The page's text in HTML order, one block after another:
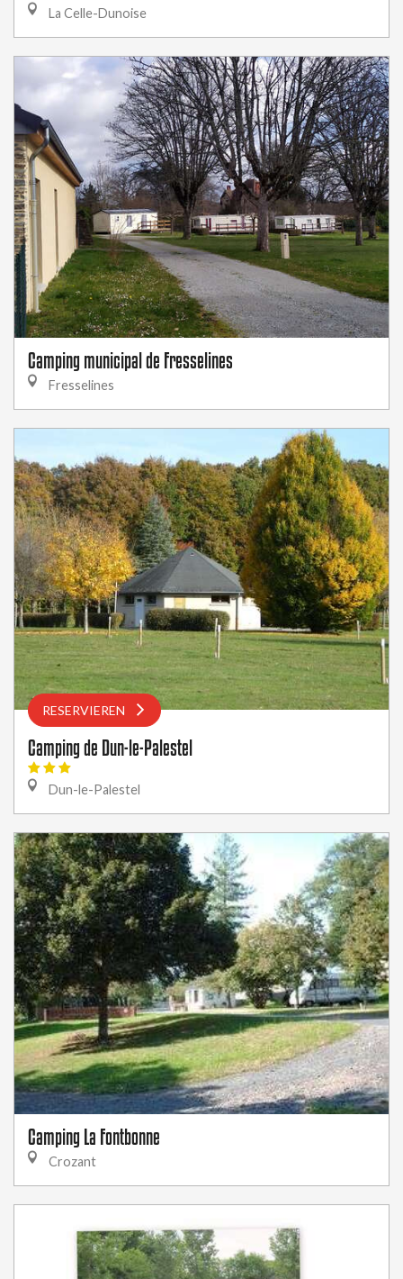
La Celle-Dunoise
Camping municipal de Fresselines
Fresselines
RESERVIEREN
Camping de Dun-le-Palestel
Dun-le-Palestel
Camping La Fontbonne
Crozant